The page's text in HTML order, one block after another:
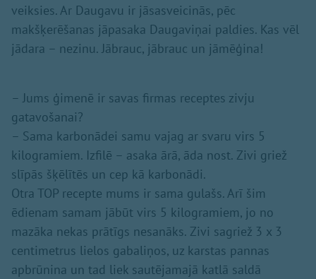
veiksies. Ar Daugavu ir jāsasveicinās, pēc
makšķerēšanas jāpasaka Daugaviņai paldies. Kas vēl
jādara – nezinu. Jābrauc, jābrauc un jāmēģina!
– Jums ģimenē ir savas firmas receptes zivju
gatavošanai?
– Sama karbonādei samu vajag ar svaru virs 5
kilogramiem. Izfilē – asaka ārā, āda nost. Zivi griež
slīpās šķēlītēs un cep kā karbonādi.
Otra TOP recepte mums ir sama gulašs. Arī šim
ēdienam samam jābūt virs 5 kilogramiem, jo no
mazāka nekas prātīgs nesanāks. Zivi sagriež 3 x 3
centimetrus lielos gabaliņos, uz karstas pannas
apbrūnina un tad liek sautējamajā katlā saldā